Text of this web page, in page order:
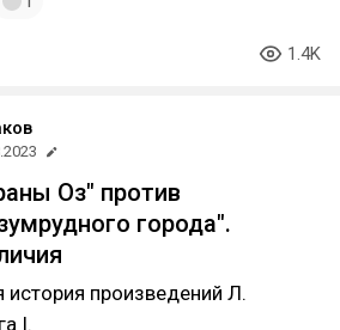
1.4K
Оз" против
города".
произведений Л.
I.